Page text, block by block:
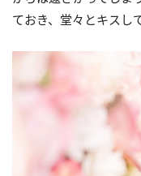
ておき、堂々とキスし